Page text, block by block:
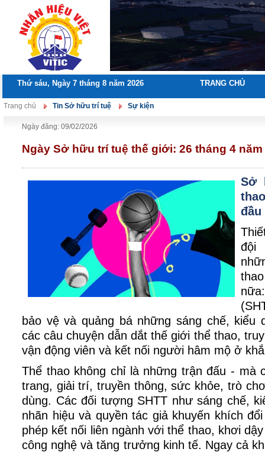
Thứ sáu, Ngày 7 tháng 8 năm 2026 TRANG CHỦ
Trang chủ Tin Sở hữu trí tuệ Sự kiện
Ngày đăng: 09/02/2026
Ngày Sở hữu trí tuệ thế giới: 26 tháng 4 năm
Sở
đội
bảo vệ và quảng bá những sáng chế, kiểu
các câu chuyện dẫn dắt thế giới thể thao,
vận động viên và kết nối người hâm mộ ở
Thể thao không chỉ là những trận đấu - mà
trang, giải trí, truyền thông, sức khỏe, trò
dùng. Các đối tượng SHTT như sáng chế,
nhãn hiệu và quyền tác giả khuyến khích
phép kết nối liên ngành với thể thao, khơi
công nghệ và tăng trưởng kinh tế. Ngay cả